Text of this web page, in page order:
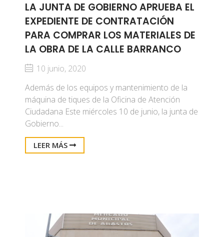
LA JUNTA DE GOBIERNO APRUEBA EL
EXPEDIENTE DE CONTRATACIÓN
PARA COMPRAR LOS MATERIALES DE
LA OBRA DE LA CALLE BARRANCO
10 junio, 2020
Además de los equipos y mantenimiento de la
máquina de tiques de la Oficina de Atención
Ciudadana Este miércoles 10 de junio, la junta de
Gobierno...
LEER MÁS